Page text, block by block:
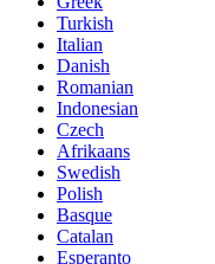
Turkish
Italian
Danish
Romanian
Indonesian
Czech
Afrikaans
Swedish
Polish
Basque
Catalan
Esperanto